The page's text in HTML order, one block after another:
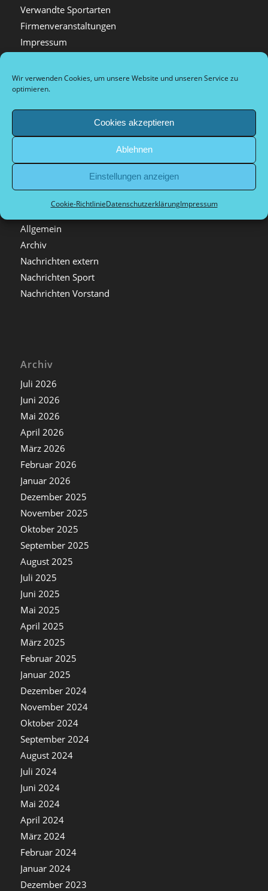
Wir verwenden Cookies, um unsere Website und unseren Service zu
optimieren.
Cookies akzeptieren
Ablehnen
Einstellungen anzeigen
Cookie-RichtlinieDatenschutzerklärungImpressum
Verwandte Sportarten
Firmenveranstaltungen
Impressum
Tournaments
Tournois de sport de compétition et de loisirs
Plan d’accès et informations sur la ville
Dokumente Vorstand
Kategorien
Allgemein
Archiv
Nachrichten extern
Nachrichten Sport
Nachrichten Vorstand
Archiv
Juli 2026
Juni 2026
Mai 2026
April 2026
März 2026
Februar 2026
Januar 2026
Dezember 2025
November 2025
Oktober 2025
September 2025
August 2025
Juli 2025
Juni 2025
Mai 2025
April 2025
März 2025
Februar 2025
Januar 2025
Dezember 2024
November 2024
Oktober 2024
September 2024
August 2024
Juli 2024
Juni 2024
Mai 2024
April 2024
März 2024
Februar 2024
Januar 2024
Dezember 2023